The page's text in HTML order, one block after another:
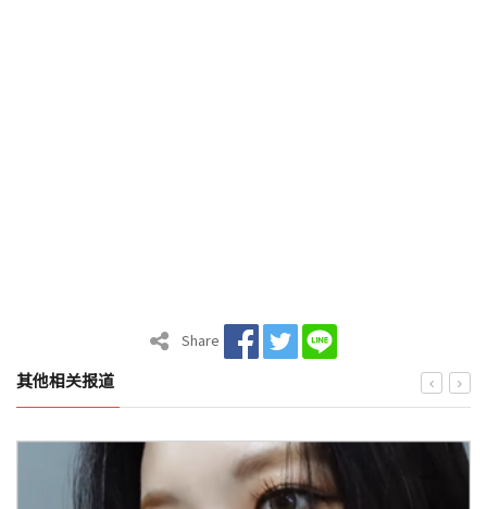
Share
其他相关报道